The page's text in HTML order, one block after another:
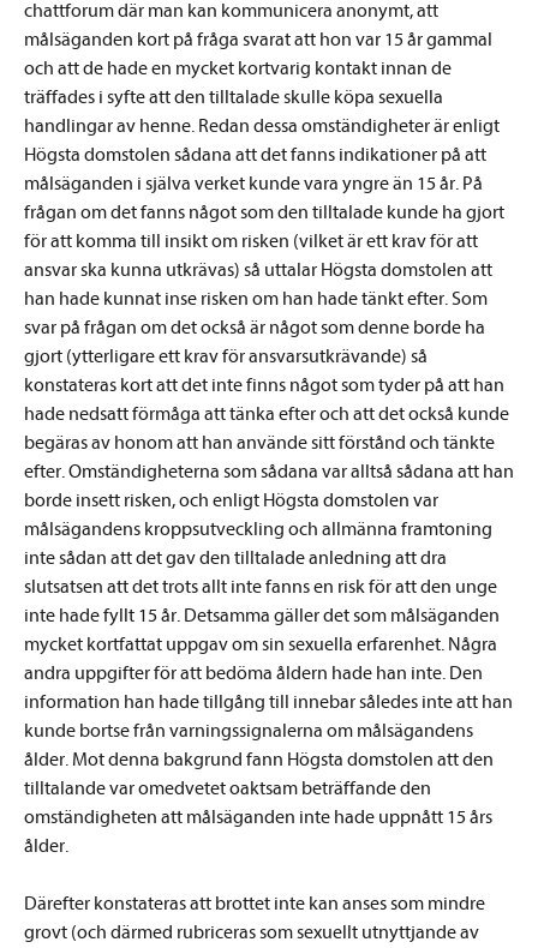
chattforum där man kan kommunicera anonymt, att
målsäganden kort på fråga svarat att hon var 15 år gammal
och att de hade en mycket kortvarig kontakt innan de
träffades i syfte att den tilltalade skulle köpa sexuella
handlingar av henne. Redan dessa omständigheter är enligt
Högsta domstolen sådana att det fanns indikationer på att
målsäganden i själva verket kunde vara yngre än 15 år. På
frågan om det fanns något som den tilltalade kunde ha gjort
för att komma till insikt om risken (vilket är ett krav för att
ansvar ska kunna utkrävas) så uttalar Högsta domstolen att
han hade kunnat inse risken om han hade tänkt efter. Som
svar på frågan om det också är något som denne borde ha
gjort (ytterligare ett krav för ansvarsutkrävande) så
konstateras kort att det inte finns något som tyder på att han
hade nedsatt förmåga att tänka efter och att det också kunde
begäras av honom att han använde sitt förstånd och tänkte
efter. Omständigheterna som sådana var alltså sådana att han
borde insett risken, och enligt Högsta domstolen var
målsägandens kroppsutveckling och allmänna framtoning
inte sådan att det gav den tilltalade anledning att dra
slutsatsen att det trots allt inte fanns en risk för att den unge
inte hade fyllt 15 år. Detsamma gäller det som målsäganden
mycket kortfattat uppgav om sin sexuella erfarenhet. Några
andra uppgifter för att bedöma åldern hade han inte. Den
information han hade tillgång till innebar således inte att han
kunde bortse från varningssignalerna om målsägandens
ålder. Mot denna bakgrund fann Högsta domstolen att den
tilltalande var omedvetet oaktsam beträffande den
omständigheten att målsäganden inte hade uppnått 15 års
ålder.
Därefter konstateras att brottet inte kan anses som mindre
grovt (och därmed rubriceras som sexuellt utnyttjande av